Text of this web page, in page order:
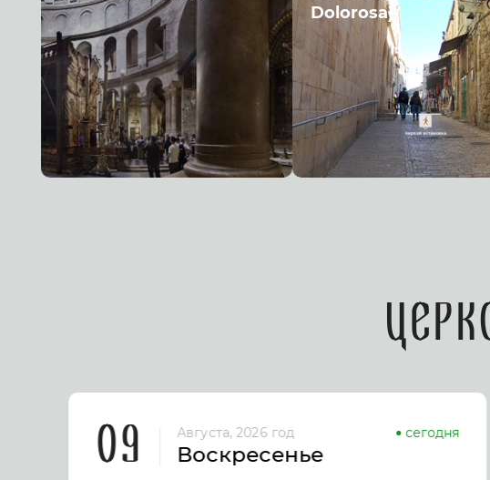
Dolorosa)"
09
Августа, 2026 год
Воскресенье
сегодня